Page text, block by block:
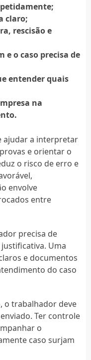
claro;
rescisão e
e o caso precisa de
entender quais
na
ajudar a interpretar
e orientar o
o risco de erro e
envolve
entre
precisa de
Uma
e documentos
do caso
o trabalhador deve
Ter controle
o
caso surjam